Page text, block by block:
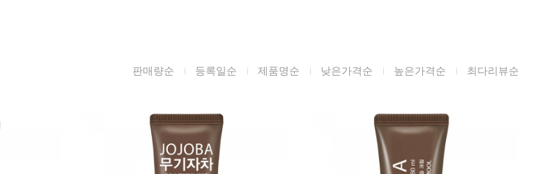
포토사용 후기
해외배송문의
시드물 매니아
판매량순 등록일순 제품명순 낮은가격순 높은가격순 최다리뷰순